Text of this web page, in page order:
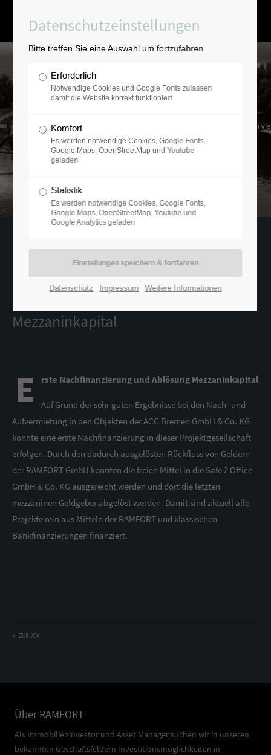
Ausgesucht-verantwortungsvolle
18.02.2022 09:49 von Ramfort
Mezzaninkapital
E rste Nachfinanzierung und Ablösung Mezzaninkapital
Auf Grund der sehr guten Ergebnisse bei den Nach- und
Aufvermietung in den Objekten der ACC Bremen GmbH & Co. KG
konnte eine erste Nachfinanzierung in dieser Projektgesellschaft
erfolgen. Durch den dadurch ausgelösten Rückfluss von Geldern
der RAMFORT GmbH konnten die freien Mittel in die Safe 2 Office
GmbH & Co. KG ausgereicht werden und dort die letzten
mezzaninen Geldgeber abgelöst werden. Damit sind aktuell alle
Projekte rein aus Mitteln der RAMFORT und klassischen
Bankfinanzierungen finanziert.
ZURÜCK
Über RAMFORT
Als Immobilieninvestor und Asset Manager suchen wir in unseren
bekannten Geschäftsfeldern Investitionsmöglichkeiten in
Datenschutzeinstellungen
Bitte treffen Sie eine Auswahl um fortzufahren
Erforderlich
Notwendige Cookies und Google Fonts zulassen
damit die Website korrekt funktioniert
Komfort
Es werden notwendige Cookies, Google Fonts,
Google Maps, OpenStreetMap und Youtube
geladen
Statistik
Es werden notwendige Cookies, Google Fonts,
Google Maps, OpenStreetMap, Youtube und
Google Analytics geladen
Datenschutz Impressum Weitere Informationen